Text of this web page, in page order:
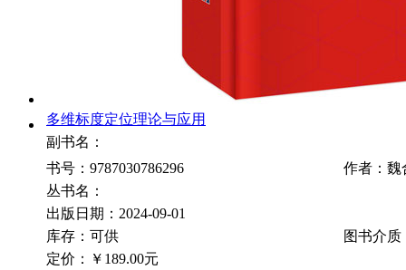
多维标度定位理论与应用
副书名：
书号：9787030786296
作者：魏
丛书名：
出版日期：2024-09-01
库存：可供
图书介质
定价：
￥189.00元